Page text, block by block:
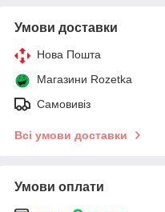
Умови доставки
Нова Пошта
Магазини Rozetka
Самовивіз
Всі умови доставки
Умови оплати